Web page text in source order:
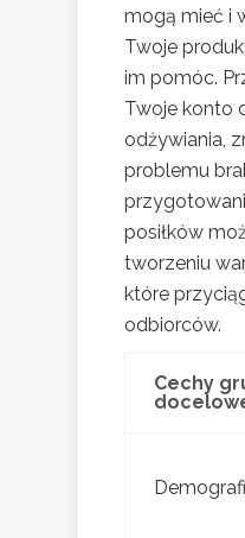
mogą mieć i
Twoje
im pomóc.
Twoje konto
odżywiania,
problemu
posiłków
tworzeniu
które
odbiorców.
Cechy